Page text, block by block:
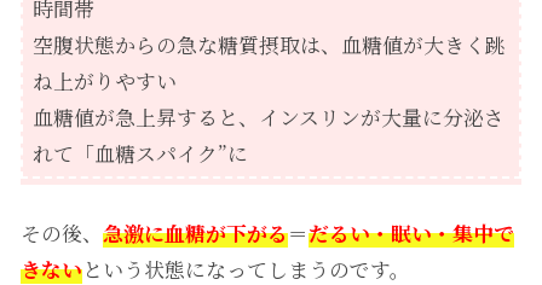
時間帯
空腹状態からの急な糖質摂取は、血糖値が大きく跳
ね上がりやすい
血糖値が急上昇すると、インスリンが大量に分泌さ
れて「血糖スパイク”に
その後、 急激に血糖が下がる＝だるい・眠い・集中で
きないという状態になってしまうのです。